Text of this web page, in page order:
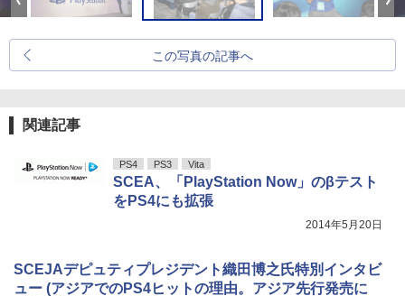
この写真の記事へ
関連記事
PS4 PS3 Vita
SCEA、「PlayStation Now」のβテスト
をPS4にも拡張
2014年5月20日
SCEJAデピュティプレジデント織田博之氏特別インタビ
ュー (アジアでのPS4ヒットの理由。アジア先行発売に